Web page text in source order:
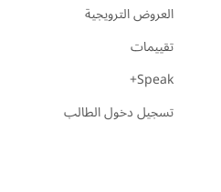
العروض الترويجية
تقييمات
Speak+
تسجيل دخول الطالب